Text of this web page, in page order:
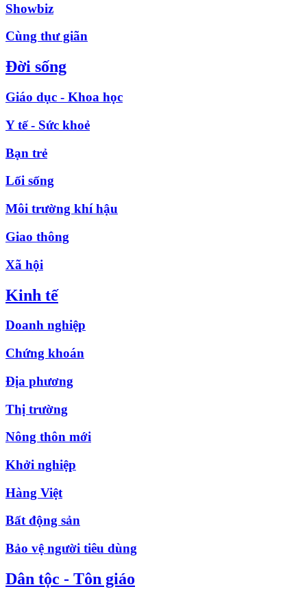
Showbiz
Cùng thư giãn
Đời sống
Giáo dục - Khoa học
Y tế - Sức khoẻ
Bạn trẻ
Lối sống
Môi trường khí hậu
Giao thông
Xã hội
Kinh tế
Doanh nghiệp
Chứng khoán
Địa phương
Thị trường
Nông thôn mới
Khởi nghiệp
Hàng Việt
Bất động sản
Bảo vệ người tiêu dùng
Dân tộc - Tôn giáo